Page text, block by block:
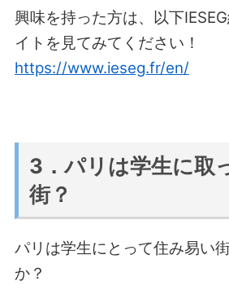
興味を持った方は、以下
イトを見てみてください！
https://www.ieseg.fr/en/
3．パリは学生に取
街？
パリは学生にとって住み易い
か？